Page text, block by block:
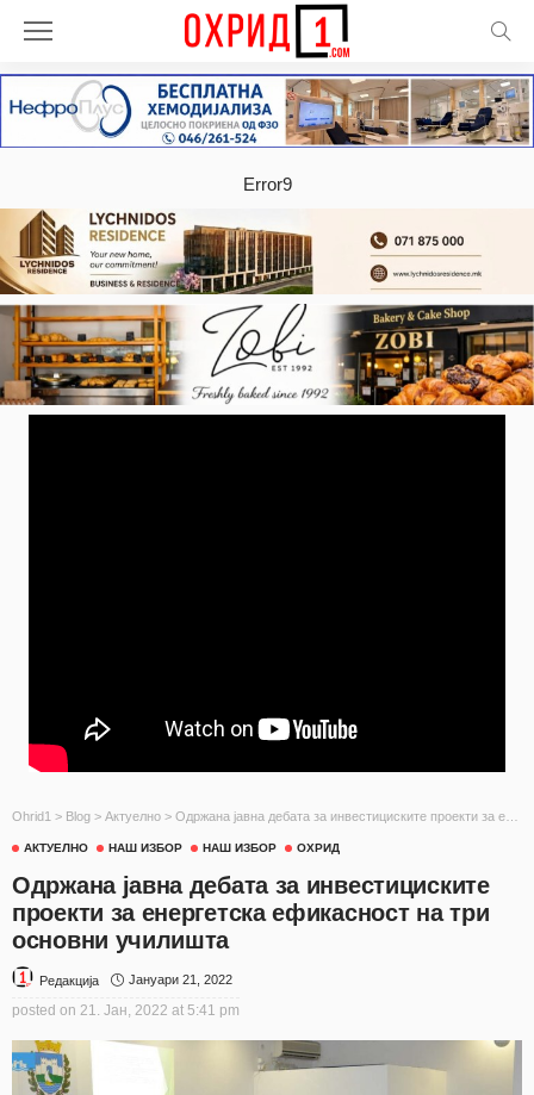
Error9
Ohrid1 > Blog > Актуелно > Одржана јавна дебата за инвестициските проекти за енергетска ефикасност на три основни училишта
АКТУЕЛНО НАШ ИЗБОР НАШ ИЗБОР ОХРИД
Одржана јавна дебата за инвестициските
проекти за енергетска ефикасност на три
основни училишта
Редакција Јануари 21, 2022
posted on 21. Јан, 2022 at 5:41 pm